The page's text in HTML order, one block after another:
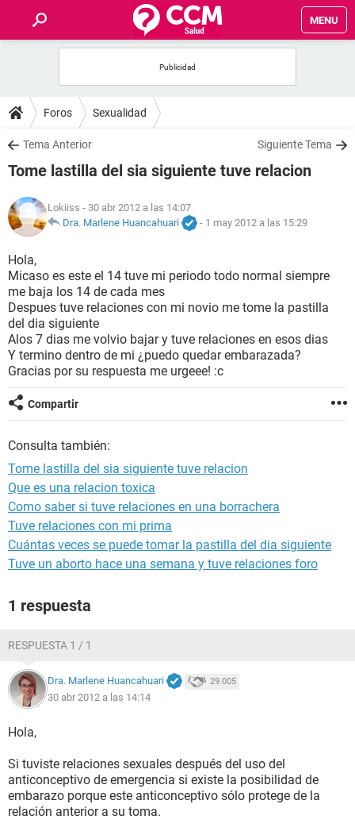
MENU
FOROS
SALUD
NUTRICIÓN
BIENESTAR
SEXUALIDAD
GLOSARIO
Foros Sexualidad
Tema Anterior Siguiente Tema
Tome lastilla del sia siguiente tuve relacion
Lokiiss - 30 abr 2012 a las 14:07
Dra. Marlene Huancahuari
- 1 may 2012 a las 15:29
Hola,
Micaso es este el 14 tuve mi periodo todo normal siempre
me baja los 14 de cada mes
Despues tuve relaciones con mi novio me tome la pastilla
del dia siguiente
Alos 7 dias me volvio bajar y tuve relaciones en esos dias
Y termino dentro de mi ¿puedo quedar embarazada?
Gracias por su respuesta me urgeee! :c
Compartir
Consulta también:
Tome lastilla del sia siguiente tuve relacion
Que es una relacion toxica
Como saber si tuve relaciones en una borrachera
Tuve relaciones con mi prima
Cuántas veces se puede tomar la pastilla del dia siguiente
Tuve un aborto hace una semana y tuve relaciones foro
1 respuesta
RESPUESTA 1 / 1
Dra. Marlene Huancahuari 29.005
30 abr 2012 a las 14:14
Hola,
Si tuviste relaciones sexuales después del uso del
anticonceptivo de emergencia si existe la posibilidad de
embarazo porque este anticonceptivo sólo protege de la
relación anterior a su toma.